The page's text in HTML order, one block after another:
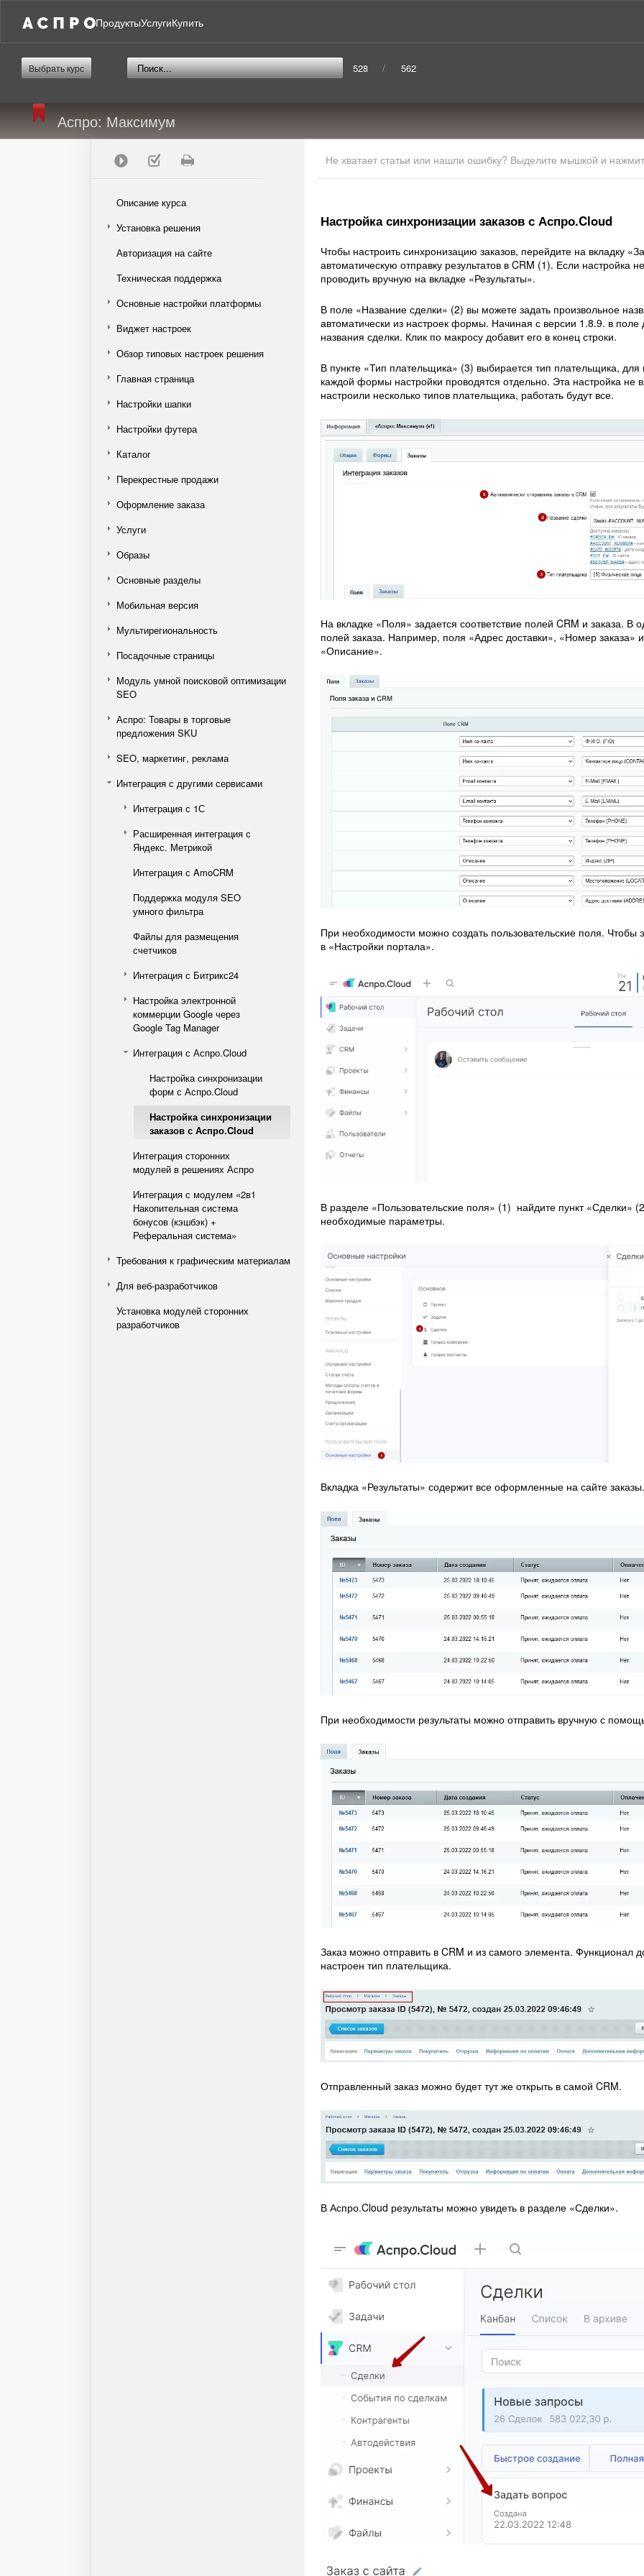
ПродуктыУслугиКупить
Выбрать курс 528 / 562
Аспро: Максимум
Описание курса
Установка решения
Авторизация на сайте
Техническая поддержка
Основные настройки платформы
Виджет настроек
Обзор типовых настроек решения
Главная страница
Настройки шапки
Настройки футера
Каталог
Перекрестные продажи
Оформление заказа
Услуги
Образы
Основные разделы
Мобильная версия
Мультирегиональность
Посадочные страницы
Модуль умной поисковой оптимизации
SEO
Аспро: Товары в торговые
предложения SKU
SEO, маркетинг, реклама
Интеграция с другими сервисами
Интеграция с 1С
Расширенная интеграция с
Яндекс. Метрикой
Интеграция с AmoCRM
Поддержка модуля SEO
умного фильтра
Файлы для размещения
счетчиков
Интеграция с Битрикс24
Настройка электронной
коммерции Google через
Google Tag Manager
Интеграция с Аспро.Cloud
Настройка синхронизации
форм с Аспро.Cloud
Настройка синхронизации
заказов с Аспро.Cloud
Интеграция сторонних
модулей в решениях Аспро
Интеграция с модулем «2в1
Накопительная система
бонусов (кэшбэк) +
Реферальная система»
Требования к графическим материалам
Для веб-разработчиков
Установка модулей сторонних
разработчиков
Не хватает статьи или нашли ошибку? Выделите мышкой и
Настройка синхронизации заказов с Аспро.Cloud
Чтобы настроить синхронизацию заказов, перейдите на вкладку
автоматическую отправку результатов в CRM (1). Если настройка
проводить вручную на вкладке «Результаты».
В поле «Название сделки» (2) вы можете задать произвольное
автоматически из настроек формы. Начиная с версии 1.8.9. в
названия сделки. Клик по макросу добавит его в конец строки.
В пункте «Тип плательщика» (3) выбирается тип плательщика,
каждой формы настройки проводятся отдельно. Эта настройка
настроили несколько типов плательщика, работать будут все.
На вкладке «Поля» задается соответствие полей CRM и заказа. В
полей заказа. Например, поля «Адрес доставки», «Номер заказа»
«Описание».
При необходимости можно создать пользовательские поля. Чтобы
в «Настройки портала».
В разделе «Пользовательские поля» (1) найдите пункт «Сделки»
необходимые параметры.
Вкладка «Результаты» содержит все оформленные на сайте
При необходимости результаты можно отправить вручную с
Заказ можно отправить в CRM и из самого элемента. Функционал
настроен тип плательщика.
Отправленный заказ можно будет тут же открыть в самой CRM.
В Аспро.Cloud результаты можно увидеть в разделе «Сделки».